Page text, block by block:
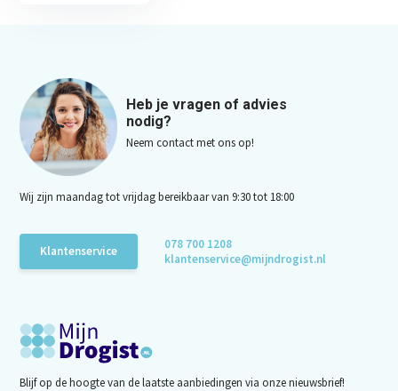
Heb je vragen of advies
nodig?
Neem contact met ons op!
Wij zijn maandag tot vrijdag bereikbaar van 9:30 tot 18:00
Klantenservice
078 700 1208
klantenservice@mijndrogist.nl
Blijf op de hoogte van de laatste aanbiedingen via onze nieuwsbrief!